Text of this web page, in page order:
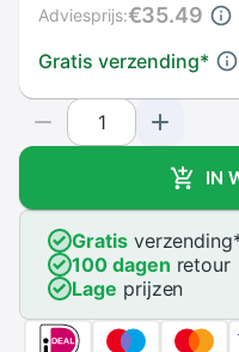
Gratis verzending*
Adviesprijs:€35.49
IN
Gratisverzending
100 dagen retour
Lage prijzen